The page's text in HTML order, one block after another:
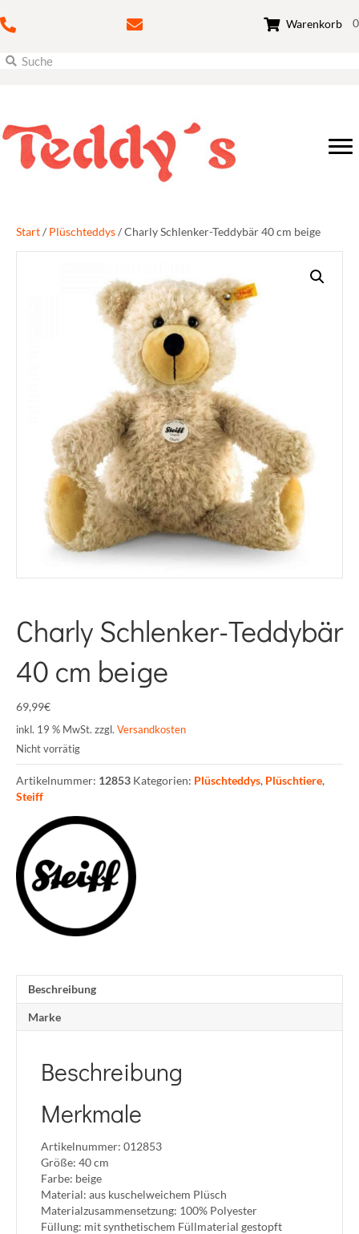
Warenkorb 0
Start/ Plüschteddys/ Charly Schlenker-Teddybär 40 cm beige
Charly Schlenker-Teddybär
40 cm beige
69,99€
inkl. 19 % MwSt. zzgl. Versandkosten
Nicht vorrätig
Artikelnummer: 12853 Kategorien: Plüschteddys, Plüschtiere,
Steiff
Beschreibung
Marke
Beschreibung
Merkmale
Artikelnummer: 012853
Größe: 40 cm
Farbe: beige
Material: aus kuschelweichem Plüsch
Materialzusammensetzung: 100% Polyester
Füllung: mit synthetischem Füllmaterial gestopft